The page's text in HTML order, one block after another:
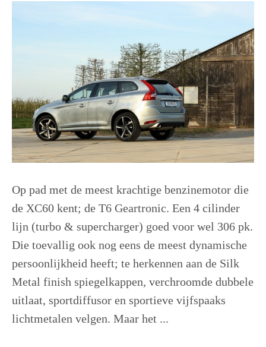
Op pad met de meest krachtige benzinemotor die
de XC60 kent; de T6 Geartronic. Een 4 cilinder
lijn (turbo & supercharger) goed voor wel 306 pk.
Die toevallig ook nog eens de meest dynamische
persoonlijkheid heeft; te herkennen aan de Silk
Metal finish spiegelkappen, verchroomde dubbele
uitlaat, sportdiffusor en sportieve vijfspaaks
lichtmetalen velgen. Maar het ...